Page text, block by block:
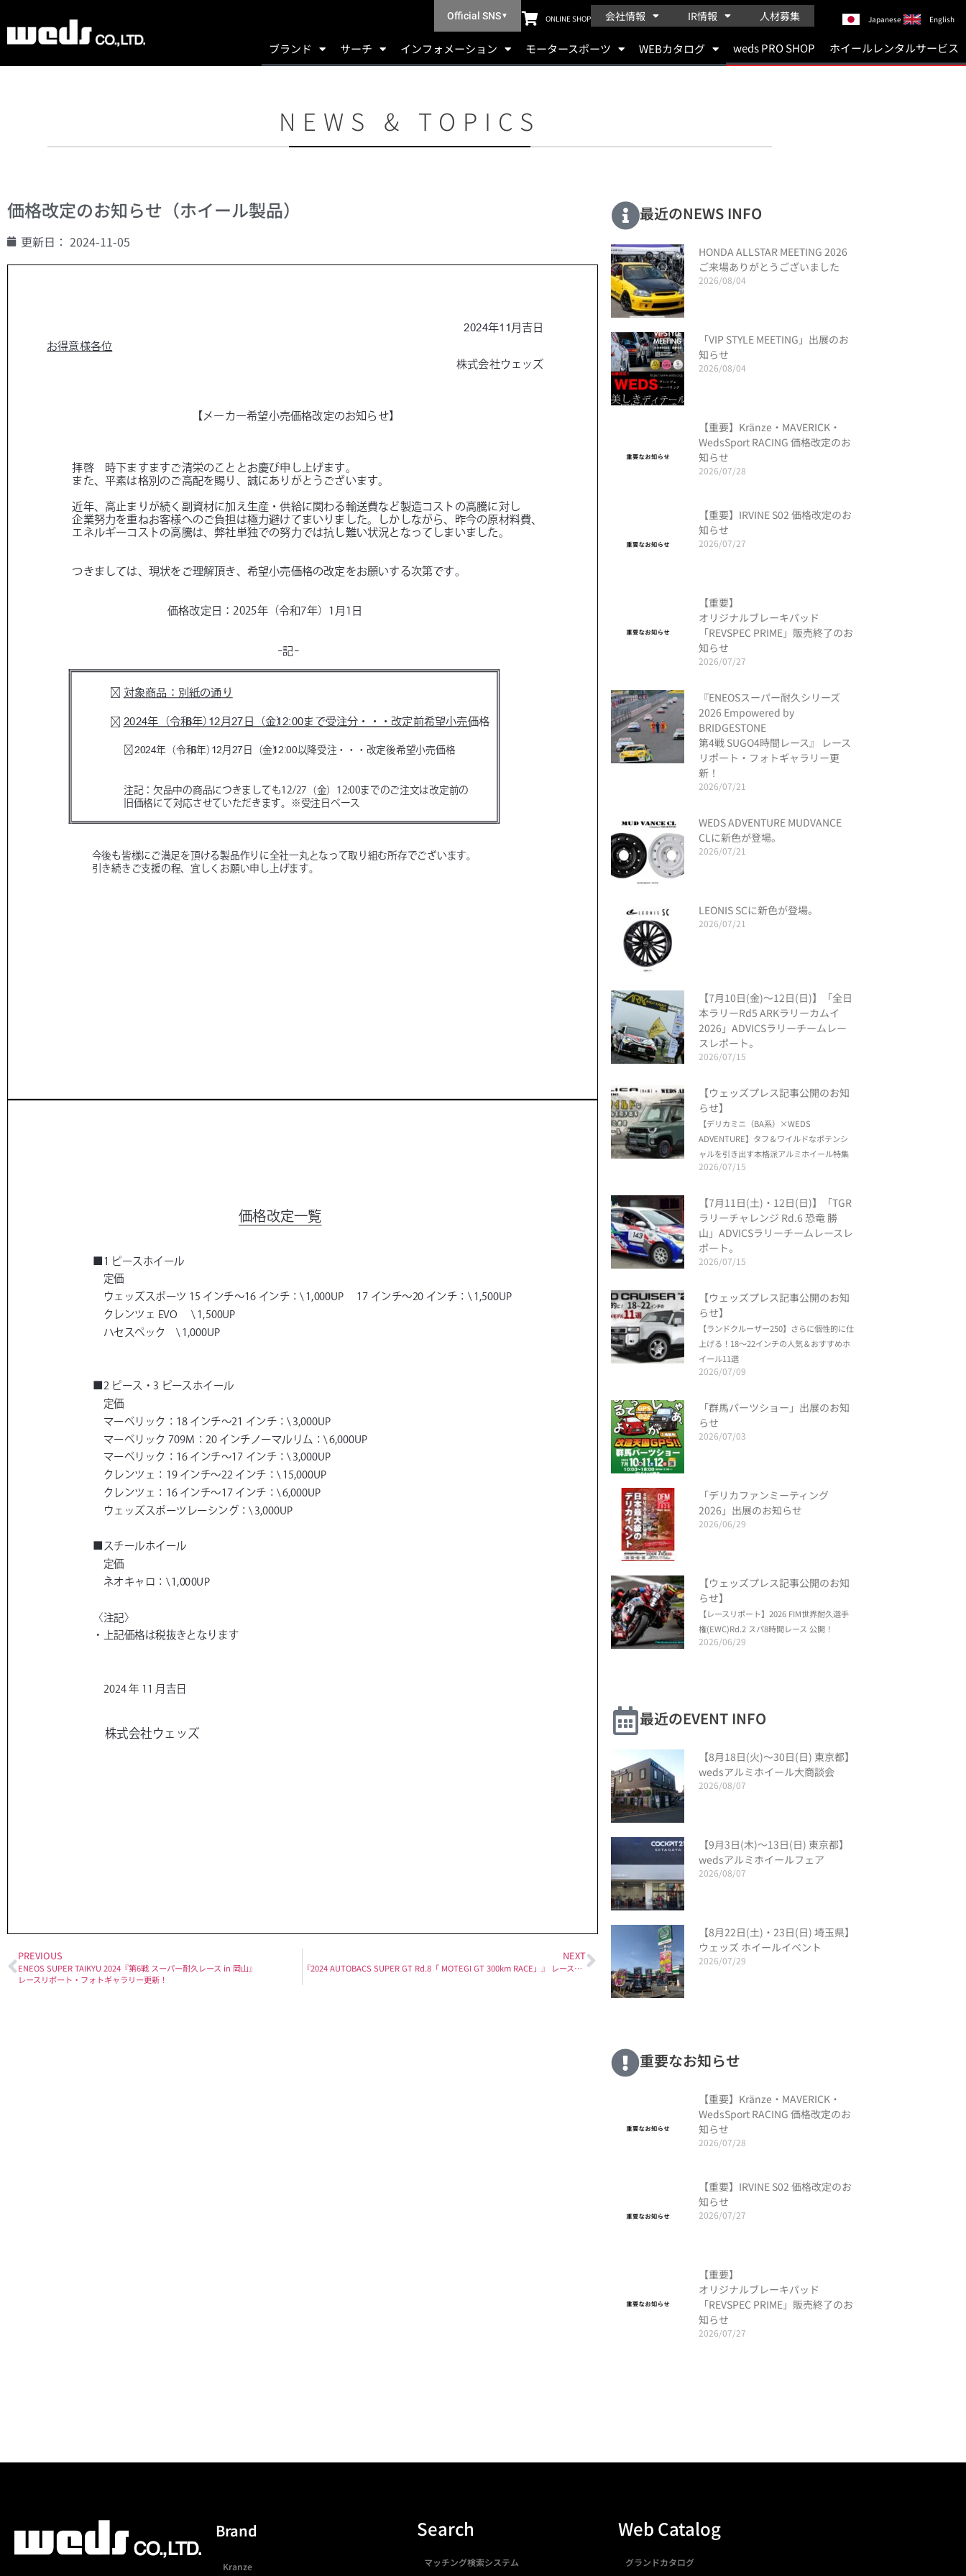
Official SNS▼ ONLINE SHOP 会社情報 IR情報 人材募集 Japanese English
ブランド サーチ インフォメーション モータースポーツ WEBカタログ weds PRO SHOP ホイールレンタルサービス
NEWS & TOPICS
価格改定のお知らせ（ホイール製品）
更新日： 2024-11-05
PREVIOUS
ENEOS SUPER TAIKYU 2024『第6戦 スーパー耐久レース in 岡山』
レースリポート・フォトギャラリー更新！
NEXT
『2024 AUTOBACS SUPER GT Rd.8「 MOTEGI GT 300km RACE」』 レースリポート・フォトギャラリー更新！
最近のNEWS INFO
HONDA ALLSTAR MEETING 2026
ご来場ありがとうございました
2026/08/04
「VIP STYLE MEETING」出展のお
知らせ
2026/08/04
【重要】Kränze・MAVERICK・
WedsSport RACING 価格改定のお
知らせ
2026/07/28
【重要】IRVINE S02 価格改定のお
知らせ
2026/07/27
【重要】
オリジナルブレーキパッド
「REVSPEC PRIME」販売終了のお
知らせ
2026/07/27
『ENEOSスーパー耐久シリーズ
2026 Empowered by
BRIDGESTONE
第4戦 SUGO4時間レース』 レース
リポート・フォトギャラリー更
新！
2026/07/21
WEDS ADVENTURE MUDVANCE
CLに新色が登場。
2026/07/21
LEONIS SCに新色が登場。
2026/07/21
【7月10日(金)〜12日(日)】「全日
本ラリーRd5 ARKラリーカムイ
2026」ADVICSラリーチームレー
スレポート。
2026/07/15
【ウェッズプレス記事公開のお知
らせ】
【デリカミニ（BA系）×WEDS
ADVENTURE】タフ＆ワイルドなポテンシ
ャルを引き出す本格派アルミホイール特集
2026/07/15
【7月11日(土)・12日(日)】「TGR
ラリーチャレンジ Rd.6 恐竜 勝
山」ADVICSラリーチームレースレ
ポート。
2026/07/15
【ウェッズプレス記事公開のお知
らせ】
【ランドクルーザー250】さらに個性的に仕
上げる！18～22インチの人気＆おすすめホ
イール11選
2026/07/09
「群馬パーツショー」出展のお知
らせ
2026/07/03
「デリカファンミーティング
2026」出展のお知らせ
2026/06/29
【ウェッズプレス記事公開のお知
らせ】
【レースリポート】2026 FIM世界耐久選手
権(EWC)Rd.2 スパ8時間レース 公開！
2026/06/29
最近のEVENT INFO
【8月18日(火)〜30日(日) 東京都】
wedsアルミホイール大商談会
2026/08/07
【9月3日(木)〜13日(日) 東京都】
wedsアルミホイールフェア
2026/08/07
【8月22日(土)・23日(日) 埼玉県】
ウェッズ ホイールイベント
2026/07/29
重要なお知らせ
【重要】Kränze・MAVERICK・
WedsSport RACING 価格改定のお
知らせ
2026/07/28
【重要】IRVINE S02 価格改定のお
知らせ
2026/07/27
【重要】
オリジナルブレーキパッド
「REVSPEC PRIME」販売終了のお
知らせ
2026/07/27
Brand
Kranze
Search
マッチング検索システム
Web Catalog
グランドカタログ